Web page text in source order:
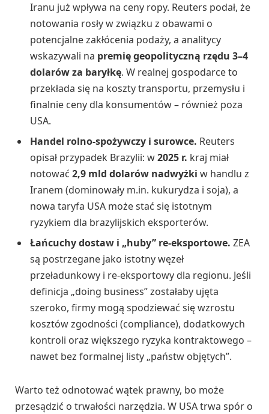
Iranu już wpływa na ceny ropy. Reuters podał, że
notowania rosły w związku z obawami o
potencjalne zakłócenia podaży, a analitycy
wskazywali na premię geopolityczną rzędu 3–4
dolarów za baryłkę. W realnej gospodarce to
przekłada się na koszty transportu, przemysłu i
finalnie ceny dla konsumentów – również poza
USA.
Handel rolno-spożywczy i surowce. Reuters
opisał przypadek Brazylii: w2025 r. kraj miał
notować 2,9 mld dolarów nadwyżki w handlu z
Iranem (dominowały m.in. kukurydza i soja), a
nowa taryfa USA może stać się istotnym
ryzykiem dla brazylijskich eksporterów.
Łańcuchy dostaw i „huby” re-eksportowe. ZEA
są postrzegane jako istotny węzeł
przeładunkowy i re-eksportowy dla regionu. Jeśli
definicja „doing business” zostałaby ujęta
szeroko, firmy mogą spodziewać się wzrostu
kosztów zgodności (compliance), dodatkowych
kontroli oraz większego ryzyka kontraktowego –
nawet bez formalnej listy „państw objętych”.
Warto też odnotować wątek prawny, bo może
przesądzić o trwałości narzędzia. W USA trwa spór o